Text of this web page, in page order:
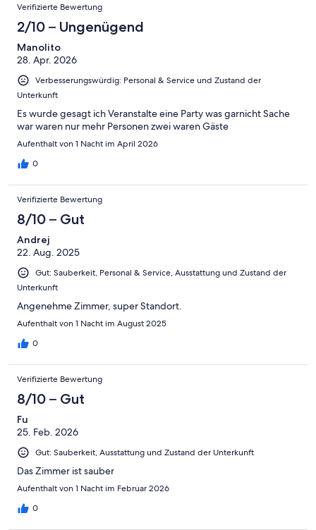
Verifizierte Bewertung
2/10 – Ungenügend
Manolito
28. Apr. 2026
Verbesserungswürdig: Personal & Service und Zustand der
Unterkunft
Es wurde gesagt ich Veranstalte eine Party was garnicht Sache
war waren nur mehr Personen zwei waren Gäste
Aufenthalt von 1 Nacht im April 2026
0
Verifizierte Bewertung
8/10 – Gut
Andrej
22. Aug. 2025
Gut: Sauberkeit, Personal & Service, Ausstattung und Zustand der
Unterkunft
Angenehme Zimmer, super Standort.
Aufenthalt von 1 Nacht im August 2025
0
Verifizierte Bewertung
8/10 – Gut
Fu
25. Feb. 2026
Gut: Sauberkeit, Ausstattung und Zustand der Unterkunft
Das Zimmer ist sauber
Aufenthalt von 1 Nacht im Februar 2026
0